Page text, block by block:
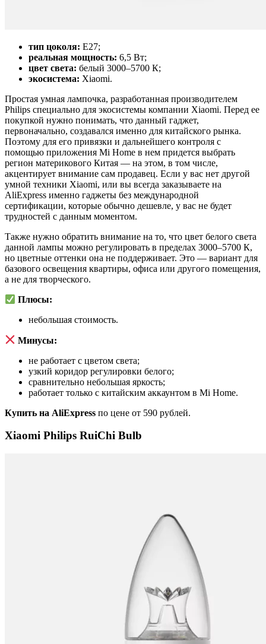
тип цоколя: E27;
реальная мощность: 6,5 Вт;
цвет света: белый 3000–5700 К;
экосистема: Xiaomi.
Простая умная лампочка, разработанная производителем
Philips специально для экосистемы компании Xiaomi. Перед ее
покупкой нужно понимать, что данный гаджет,
первоначально, создавался именно для китайского рынка.
Поэтому для его привязки и дальнейшего контроля с
помощью приложения Mi Home в нем придется выбрать
регион материкового Китая — на этом, в том числе,
акцентирует внимание сам продавец. Если у вас нет другой
умной техники Xiaomi, или вы всегда заказываете на
AliExpress именно гаджеты без международной
сертификации, которые обычно дешевле, у вас не будет
трудностей с данным моментом.
Также нужно обратить внимание на то, что цвет белого света
данной лампы можно регулировать в пределах 3000–5700 К,
но цветные оттенки она не поддерживает. Это — вариант для
базового освещения квартиры, офиса или другого помещения,
а не для творческого.
Плюсы:
небольшая стоимость.
Минусы:
не работает с цветом света;
узкий коридор регулировки белого;
сравнительно небольшая яркость;
работает только с китайским аккаунтом в Mi Home.
Купить на AliExpress по цене от 590 рублей.
Xiaomi Philips RuiChi Bulb